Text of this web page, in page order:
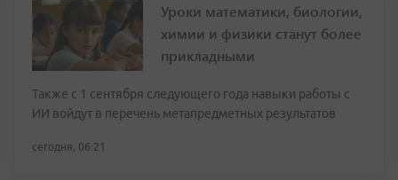
Уроки математики, биологии,
химии и физики станут более
прикладными
Также с 1 сентября следующего года навыки работы с
ИИ войдут в перечень метапредметных результатов
сегодня, 06:21